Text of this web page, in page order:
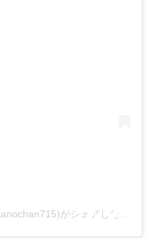
がシェアした投稿 –